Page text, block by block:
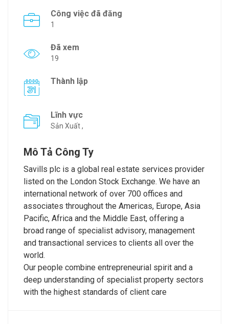
Công việc đã đăng
1
Đã xem
19
Thành lập
Lĩnh vực
Sản Xuất ,
Mô Tả Công Ty
Savills plc is a global real estate services provider
listed on the London Stock Exchange. We have an
international network of over 700 offices and
associates throughout the Americas, Europe, Asia
Pacific, Africa and the Middle East, offering a
broad range of specialist advisory, management
and transactional services to clients all over the
world.
Our people combine entrepreneurial spirit and a
deep understanding of specialist property sectors
with the highest standards of client care